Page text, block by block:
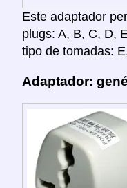
Este adaptador
plugs: A, B, C, D,
tipo de tomadas:
Adaptador: